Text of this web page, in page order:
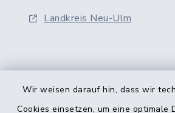
Wir weisen darauf hin, dass wir
Cookies einsetzen, um eine optimale
Landkreis Neu-Ulm
Kontakt